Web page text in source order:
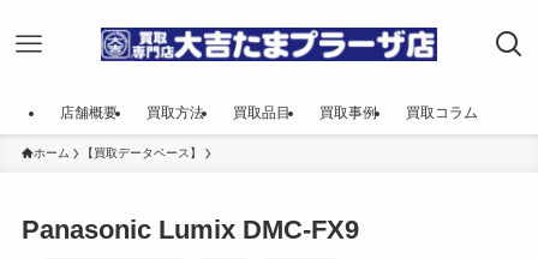
店舗概要 買取方法 買取品目 買取事例 買取コラム
ホーム 【買取データベース】
Panasonic Lumix DMC-FX9